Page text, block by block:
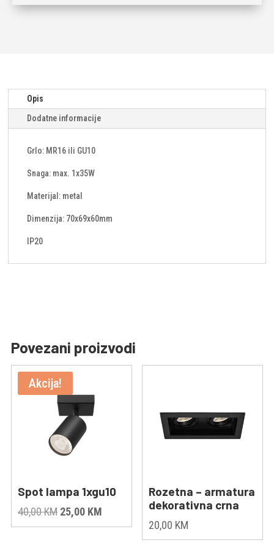
1xGU10
Opis
Dodatne informacije
Grlo: MR16 ili GU10
Snaga: max. 1x35W
Materijal: metal
Dimenzija: 70x69x60mm
IP20
Povezani proizvodi
Akcija!
Spot lampa 1xgu10
40,00KM Original
price
25,00 KMCurrent
price
Rozetna – armatura
dekorativna crna
20,00 KM